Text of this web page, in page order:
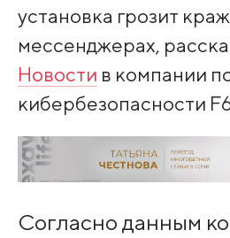
установка грозит
мессенджерах,
Новости в компании
кибербезопасности
Согласно данным